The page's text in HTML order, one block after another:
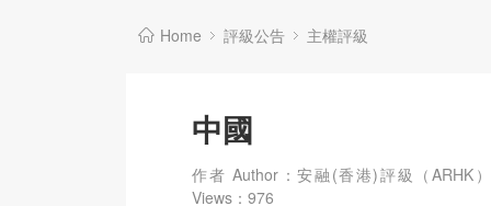
Home 評級公告 主權評級
中國
作者 Author：安融(香港)評級（ARHK
Views： 976